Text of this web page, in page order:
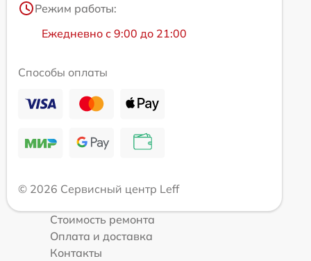
Режим работы:
Ежедневно с 9:00 до 21:00
Способы оплаты
© 2026 Сервисный центр Leff
Стоимость ремонта
Оплата и доставка
Контакты